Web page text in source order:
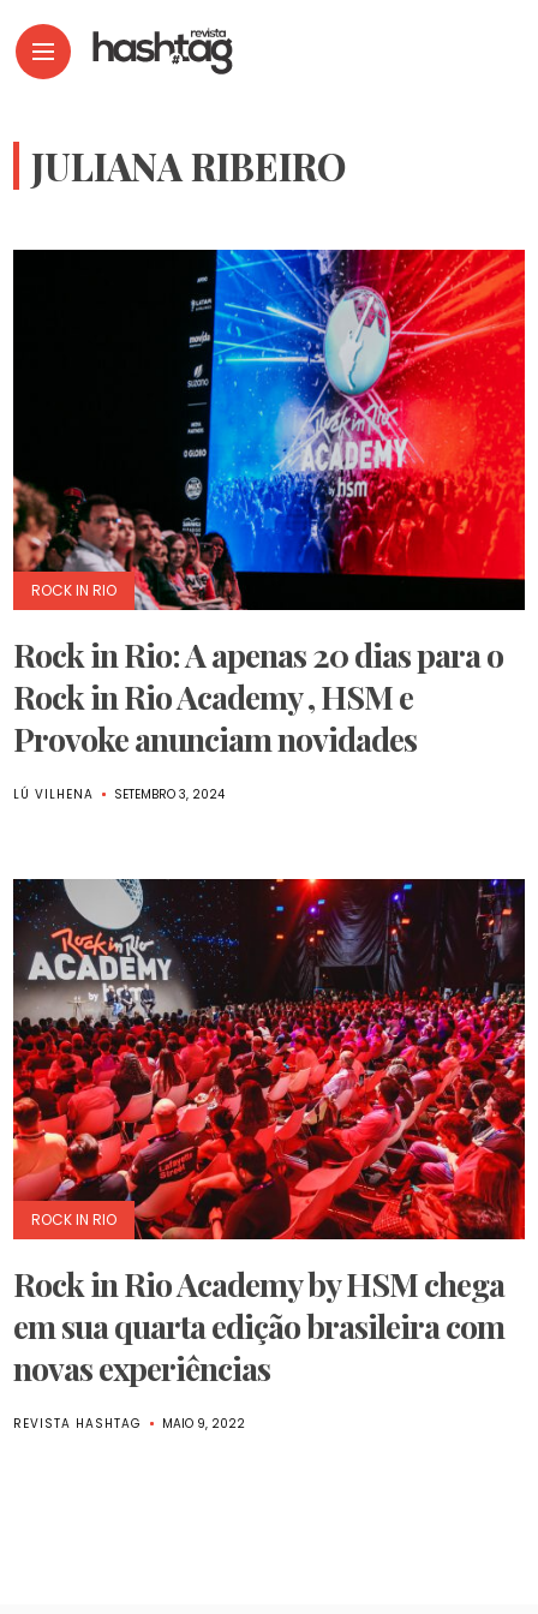
JULIANA RIBEIRO
ROCK IN RIO
Rock in Rio: A apenas 20 dias para o
Rock in Rio Academy , HSM e
Provoke anunciam novidades
LÚ VILHENA SETEMBRO 3, 2024
ROCK IN RIO
Rock in Rio Academy by HSM chega
em sua quarta edição brasileira com
novas experiências
REVISTA HASHTAG MAIO 9, 2022